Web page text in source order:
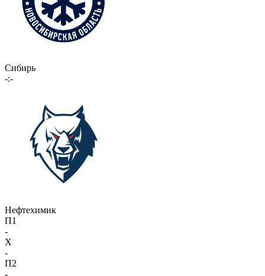
Сибирь
-:-
Нефтехимик
П1
-
X
-
П2